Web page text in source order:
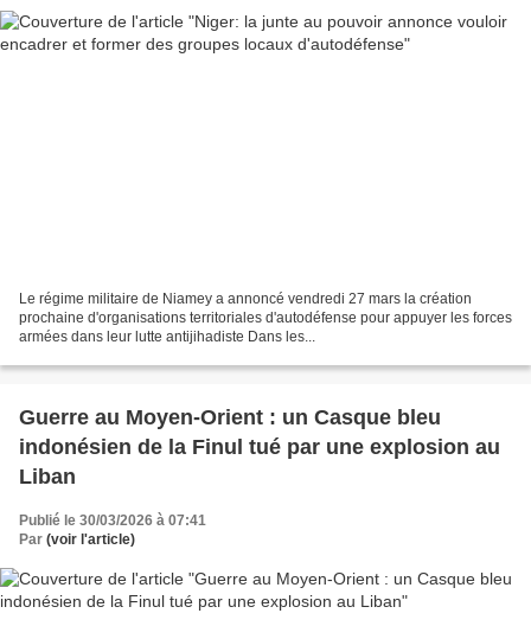
Le régime militaire de Niamey a annoncé vendredi 27 mars la création
prochaine d'organisations territoriales d'autodéfense pour appuyer les forces
armées dans leur lutte antijihadiste Dans les...
Guerre au Moyen-Orient : un Casque bleu
indonésien de la Finul tué par une explosion au
Liban
Publié le 30/03/2026 à 07:41
Par (voir l'article)